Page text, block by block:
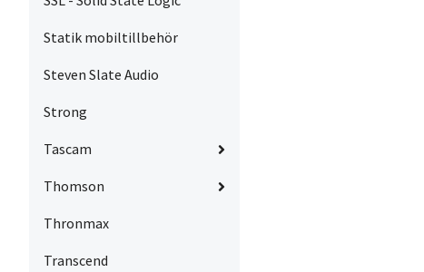
Statik mobiltillbehör
Steven Slate Audio
Strong
Tascam
Thomson
Thronmax
Transcend